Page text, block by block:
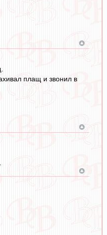
плащ и звонил в